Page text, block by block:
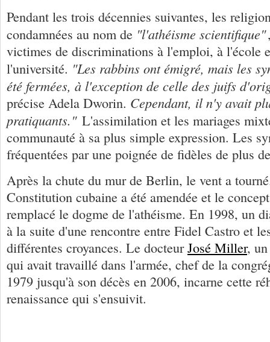
Pendant les trois décennies suivantes, les
condamnées au nom de "l'athéisme scientifique"
victimes de discriminations à l'emploi, à l'école
l'université. "Les rabbins ont émigré, mais les
été fermées, à l'exception de celle des juifs
précise Adela Dworin. Cependant, il n'y avait
pratiquants." L'assimilation et les mariages
communauté à sa plus simple expression. Les
fréquentées par une poignée de fidèles de plus
Après la chute du mur de Berlin, le vent a
Constitution cubaine a été amendée et le
remplacé le dogme de l'athéisme. En 1998, un
à la suite d'une rencontre entre Fidel Castro et
différentes croyances. Le docteurJosé Miller,
qui avait travaillé dans l'armée, chef de la
1979 jusqu'à son décès en 2006, incarne cette
renaissance qui s'ensuivit.